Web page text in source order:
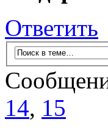
Ответить
14, 15